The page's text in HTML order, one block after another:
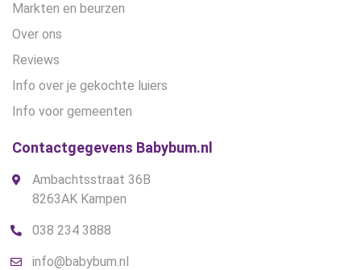
Markten en beurzen
Over ons
Reviews
Info over je gekochte luiers
Info voor gemeenten
Contactgegevens Babybum.nl
Ambachtsstraat 36B
8263AK Kampen
038 234 3888
info@babybum.nl